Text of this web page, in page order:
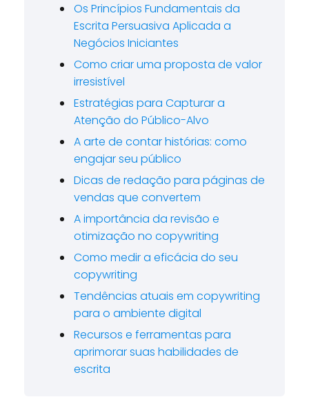
Os Princípios Fundamentais da
Escrita Persuasiva Aplicada a
Negócios Iniciantes
Como criar uma proposta de valor
irresistível
Estratégias para Capturar a
Atenção do Público-Alvo
A arte de contar histórias: como
engajar seu público
Dicas de redação para páginas de
vendas que convertem
A importância da revisão e
otimização no copywriting
Como medir a eficácia do seu
copywriting
Tendências atuais em copywriting
para o ambiente digital
Recursos e ferramentas para
aprimorar suas habilidades de
escrita